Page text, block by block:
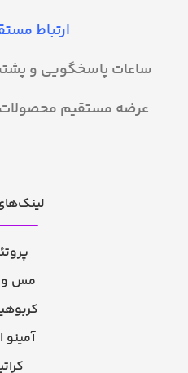
ارتباط
ساعات پاسخگویی و
عرضه مستقیم محصولات
مس و
آمینو